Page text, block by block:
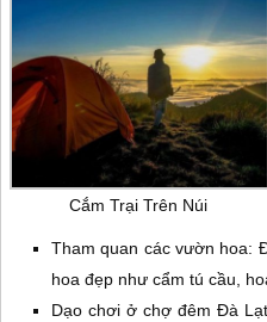
Cắm Trại Trên Núi
Tham quan các vườn hoa:
hoa đẹp như cẩm tú cầu,
Dạo chơi ở chợ đêm Đà